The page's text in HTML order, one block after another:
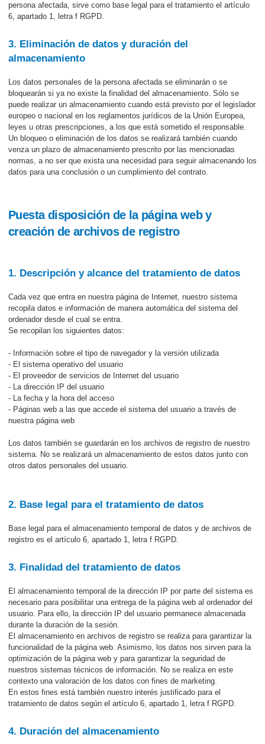
persona afectada, sirve como base legal para el tratamiento el artículo
6, apartado 1, letra f RGPD.
3. Eliminación de datos y duración del
almacenamiento
Los datos personales de la persona afectada se eliminarán o se
bloquearán si ya no existe la finalidad del almacenamiento. Sólo se
puede realizar un almacenamiento cuando está previsto por el legislador
europeo o nacional en los reglamentos jurídicos de la Unión Europea,
leyes u otras prescripciones, a los que está sometido el responsable.
Un bloqueo o eliminación de los datos se realizará también cuando
venza un plazo de almacenamiento prescrito por las mencionadas
normas, a no ser que exista una necesidad para seguir almacenando los
datos para una conclusión o un cumplimiento del contrato.
Puesta disposición de la página web y
creación de archivos de registro
1. Descripción y alcance del tratamiento de datos
Cada vez que entra en nuestra página de Internet, nuestro sistema
recopila datos e información de manera automática del sistema del
ordenador desde el cual se entra.
Se recopilan los siguientes datos:
- Información sobre el tipo de navegador y la versión utilizada
- El sistema operativo del usuario
- El proveedor de servicios de Internet del usuario
- La dirección IP del usuario
- La fecha y la hora del acceso
- Páginas web a las que accede el sistema del usuario a través de
nuestra página web
Los datos también se guardarán en los archivos de registro de nuestro
sistema. No se realizará un almacenamiento de estos datos junto con
otros datos personales del usuario.
2. Base legal para el tratamiento de datos
Base legal para el almacenamiento temporal de datos y de archivos de
registro es el artículo 6, apartado 1, letra f RGPD.
3. Finalidad del tratamiento de datos
El almacenamiento temporal de la dirección IP por parte del sistema es
necesario para posibilitar una entrega de la página web al ordenador del
usuario. Para ello, la dirección IP del usuario permanece almacenada
durante la duración de la sesión.
El almacenamiento en archivos de registro se realiza para garantizar la
funcionalidad de la página web. Asimismo, los datos nos sirven para la
optimización de la página web y para garantizar la seguridad de
nuestros sistemas técnicos de información. No se realiza en este
contexto una valoración de los datos con fines de marketing.
En estos fines está también nuestro interés justificado para el
tratamiento de datos según el artículo 6, apartado 1, letra f RGPD.
4. Duración del almacenamiento